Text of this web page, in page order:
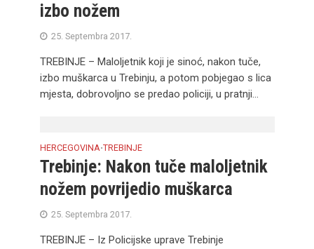
izbo nožem
25. Septembra 2017.
TREBINJE – Maloljetnik koji je sinoć, nakon tuče,
izbo muškarca u Trebinju, a potom pobjegao s lica
mjesta, dobrovoljno se predao policiji, u pratnji...
HERCEGOVINA•TREBINJE
Trebinje: Nakon tuče maloljetnik
nožem povrijedio muškarca
25. Septembra 2017.
TREBINJE – Iz Policijske uprave Trebinje